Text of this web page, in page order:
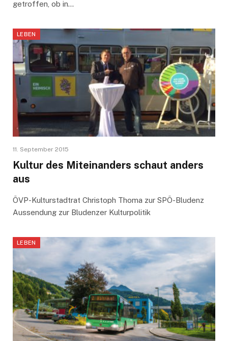
getroffen, ob in…
LEBEN
11. September 2015
Kultur des Miteinanders schaut anders
aus
ÖVP-Kulturstadtrat Christoph Thoma zur SPÖ-Bludenz
Aussendung zur Bludenzer Kulturpolitik
LEBEN